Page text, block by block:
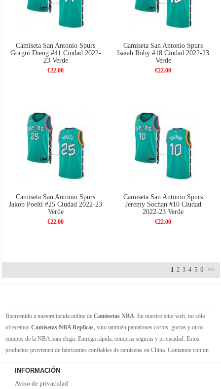
Camiseta San Antonio Spurs
Gorgui Dieng #41 Ciudad 2022-
23 Verde
€22.00
Camiseta San Antonio Spurs
Isaiah Roby #18 Ciudad 2022-23
Verde
€22.00
Camiseta San Antonio Spurs
Jakob Poeltl #25 Ciudad 2022-23
Verde
€22.00
Camiseta San Antonio Spurs
Jeremy Sochan #10 Ciudad
2022-23 Verde
€22.00
1 2 3 4 5 6 >>
Bienvenido a nuestra tienda online de Camisetas NBA . En nuestro sitio web, no sólo
ofrecemos Camisetas NBA Replicas , sino también pantalones cortos, gorras y otros
equipos de la NBA para elegir. Entrega rápida, compras seguras y privacidad. Estos
productos provienen de fabricantes confiables de camisetas en China. Contamos con un
gran inventario de camisetas de la NBA. Disponible en varios tamaños. Siéntete orgulloso
de tus equipos y jugadores favoritos. ¡Envío rápido! ¡Tiempo de entrega corto! ¡Oportuna
y buena comunicación! ¡Ofertas actualizadas y camisetas nuevas de vez en cuando!
INFORMACIÓN
Aviso de privacidad